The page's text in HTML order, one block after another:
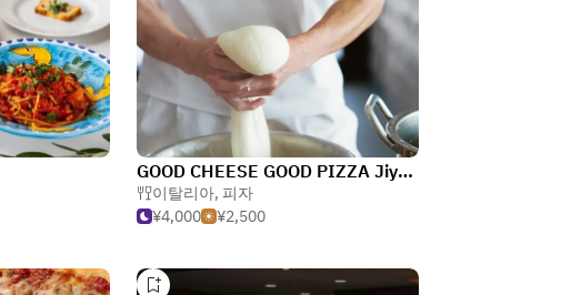
GOOD CHEESE GOOD PIZZA Jiyugaoka
이탈리아, 피자
¥4,000
¥2,500